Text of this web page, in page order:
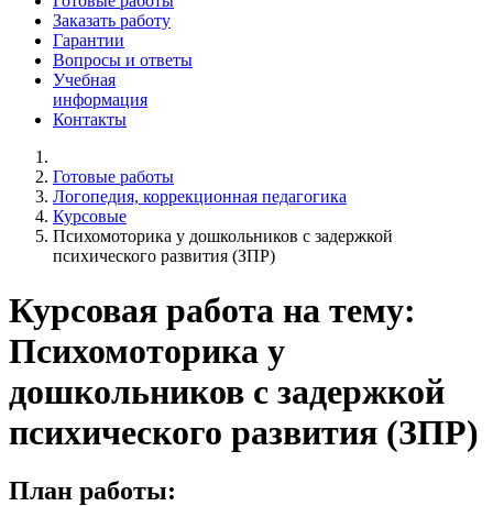
Заказать работу
Гарантии
Вопросы и ответы
Учебная
информация
Контакты
Готовые работы
Логопедия, коррекционная педагогика
Курсовые
Психомоторика у дошкольников с задержкой
психического развития (ЗПР)
Курсовая работа на тему:
Психомоторика у
дошкольников с задержкой
психического развития (ЗПР)
План работы: